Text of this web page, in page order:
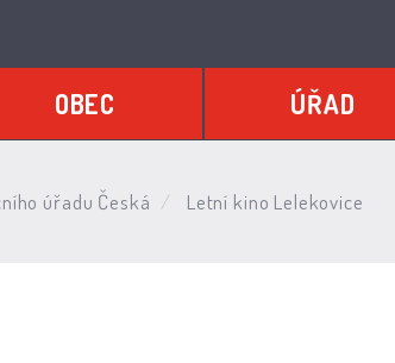
OBEC ÚŘAD
úřadu Česká Letní kino Lelekovice